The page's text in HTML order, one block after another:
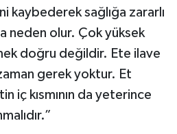
kaybederek sağlığa zararlı
neden olur. Çok yüksek
doğru değildir. Ete ilave
gerek yoktur. Et
iç kısmının da yeterince